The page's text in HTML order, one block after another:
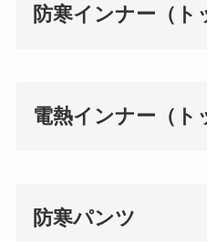
防寒インナー（ト
電熱インナー（ト
防寒パンツ